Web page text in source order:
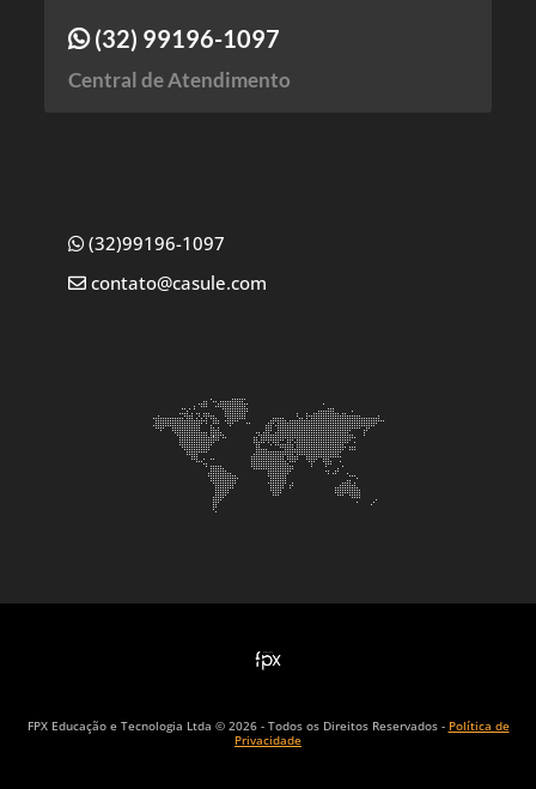
(32) 99196-1097
Central de Atendimento
(32)99196-1097
contato@casule.com
FPX Educação e Tecnologia Ltda © 2026 - Todos os Direitos Reservados - Política de
Privacidade